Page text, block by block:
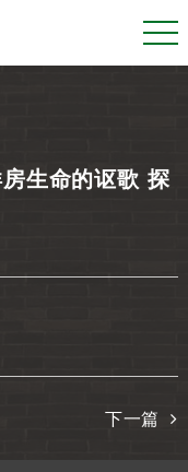
生命的讴歌 探
下一篇